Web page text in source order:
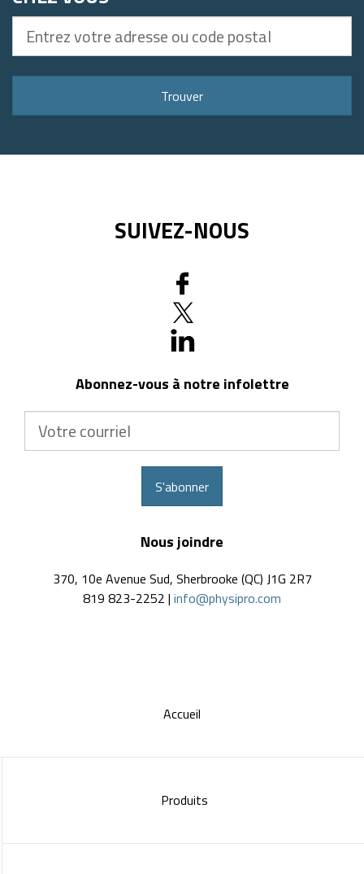
votre
Trouver
SUIVEZ-NOUS
Abonnez-vous à notre infolettre
S'abonner
Nous joindre
370, 10e Avenue Sud, Sherbrooke (QC) J1G 2R7
819 823-2252 | info@physipro.com
Accueil
Produits